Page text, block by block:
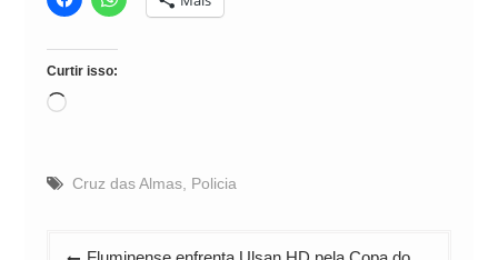
Curtir isso:
Carregando...
Cruz das Almas, Policia
Navegação